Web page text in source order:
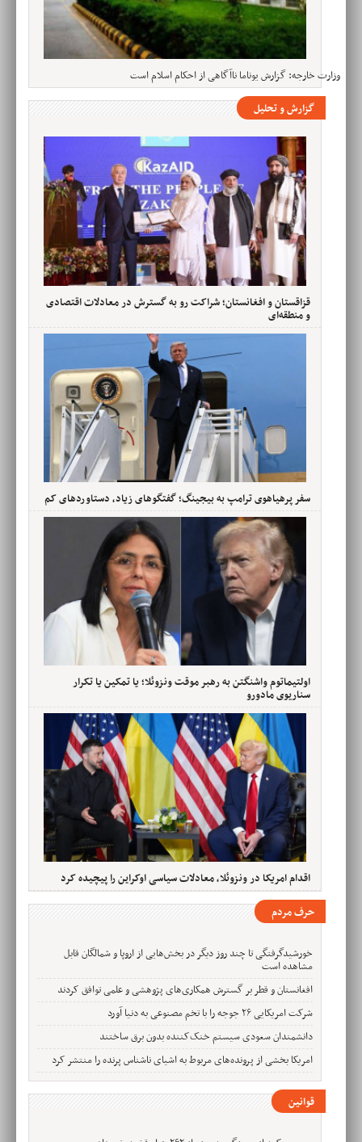
وزارت خارجه: گزارش یوناما ناآگاهی از احکام اسلام است
گزارش و تحلیل
قزاقستان و افغانستان؛ شراکت رو به گسترش در معادلات اقتصادی
و منطقه‌ای
سفر پرهیاهوی ترامپ به بیجینگ؛ گفتگوهای زیاد، دستاوردهای کم
اولتیماتوم واشنگتن به رهبر موقت ونزوئلا؛ یا تمکین یا تکرار
سناریوی مادورو
اقدام امریکا در ونزوئلا، معادلات سیاسی اوکراین را پیچیده کرد
حرف مردم
خورشیدگرفتگی تا چند روز دیگر در بخش‌هایی از اروپا و شمالگان قابل
مشاهده است
افغانستان و قطر بر گسترش همکاری‌های پژوهشی و علمی توافق کردند
شرکت امریکایی ۲۶ جوجه را با تخم مصنوعی به دنیا آورد
دانشمندان سعودی سیستم خنک‌کننده بدون برق ساختند
امریکا بخشی از پرونده‌های مربوط به اشیای ناشناس پرنده را منتشر کرد
قوانین